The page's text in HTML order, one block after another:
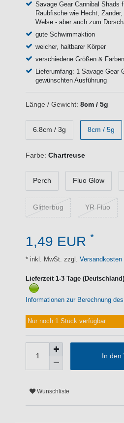
Savage Gear Cannibal Shads
Raubfische wie Hecht,
Welse - aber auch zum
gute Schwimmaktion
weicher, haltbarer Körper
verschiedene Größen &
Lieferumfang: 1 Savage Gear
gewünschten Ausführung
Länge / Gewicht: 8cm / 5g
6.8cm / 3g 8cm / 5g
Farbe: Chartreuse
Perch Fluo Glow
Glitterbug YR Fluo
1,49 EUR *
* inkl. MwSt. zzgl. Versandkosten
Lieferzeit 1-3 Tage
Informationen zur Berechnung
Nur noch 1 Stück verfügbar
In den
Wunschliste